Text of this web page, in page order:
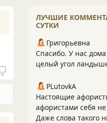
ЛУЧШИЕ
СУТКИ
Григорьевна
Спасибо. У нас
целый угол
PLutоvkА
Настоящие
афористами себя
Даже слова такого